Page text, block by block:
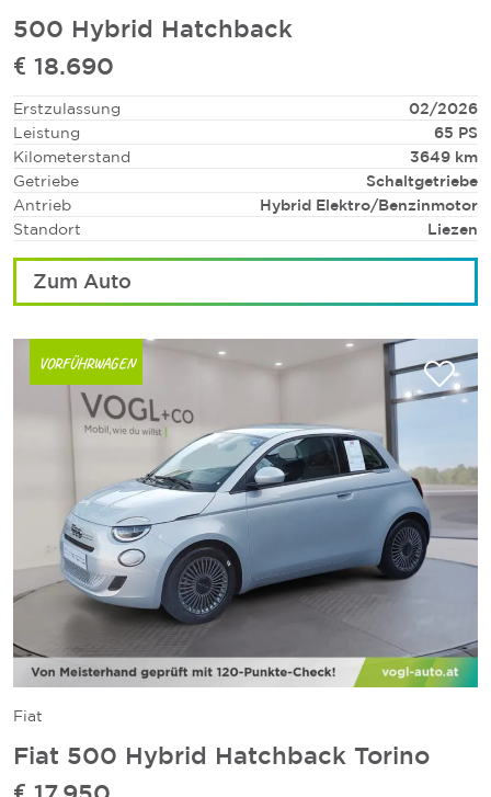
500 Hybrid Hatchback
€ 18.690
Erstzulassung
02/2026
Leistung
65 PS
Kilometerstand
3649 km
Getriebe
Schaltgetriebe
Antrieb
Hybrid Elektro/Benzinmotor
Standort
Liezen
Zum Auto
VORFÜHRWAGEN
Fiat
Fiat 500 Hybrid Hatchback Torino